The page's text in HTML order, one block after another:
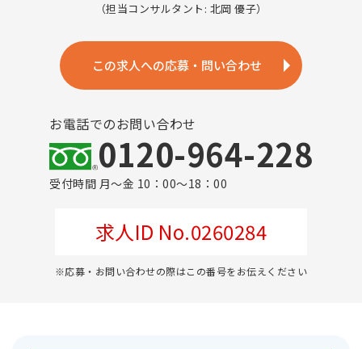
（担当コンサルタント: 北岡 優子）
この求人への応募・問い合わせ
お電話でのお問い合わせ
0120-964-228
受付時間 月～金 10：00～18：00
求人ID No.0260284
※応募・お問い合わせの際はこの番号をお伝えください